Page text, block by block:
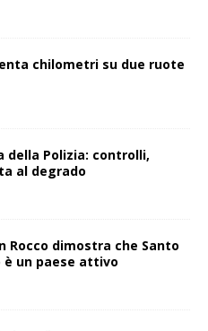
chilometri su due ruote
della Polizia: controlli,
al degrado
Rocco dimostra che Santo
è un paese attivo